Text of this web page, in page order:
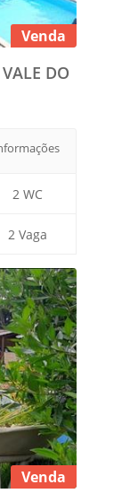
Venda
DO
2 WC
2 Vaga
Venda